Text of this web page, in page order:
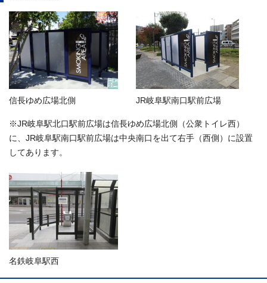
信長ゆめ広場北側 JR岐阜駅南口駅前広場
※JR岐阜駅北口駅前広場は信長ゆめ広場北側（公衆トイレ西）
に、JR岐阜駅南口駅前広場は中央南口を出て右手（西側）に設置
してあります。
名鉄岐阜駅西